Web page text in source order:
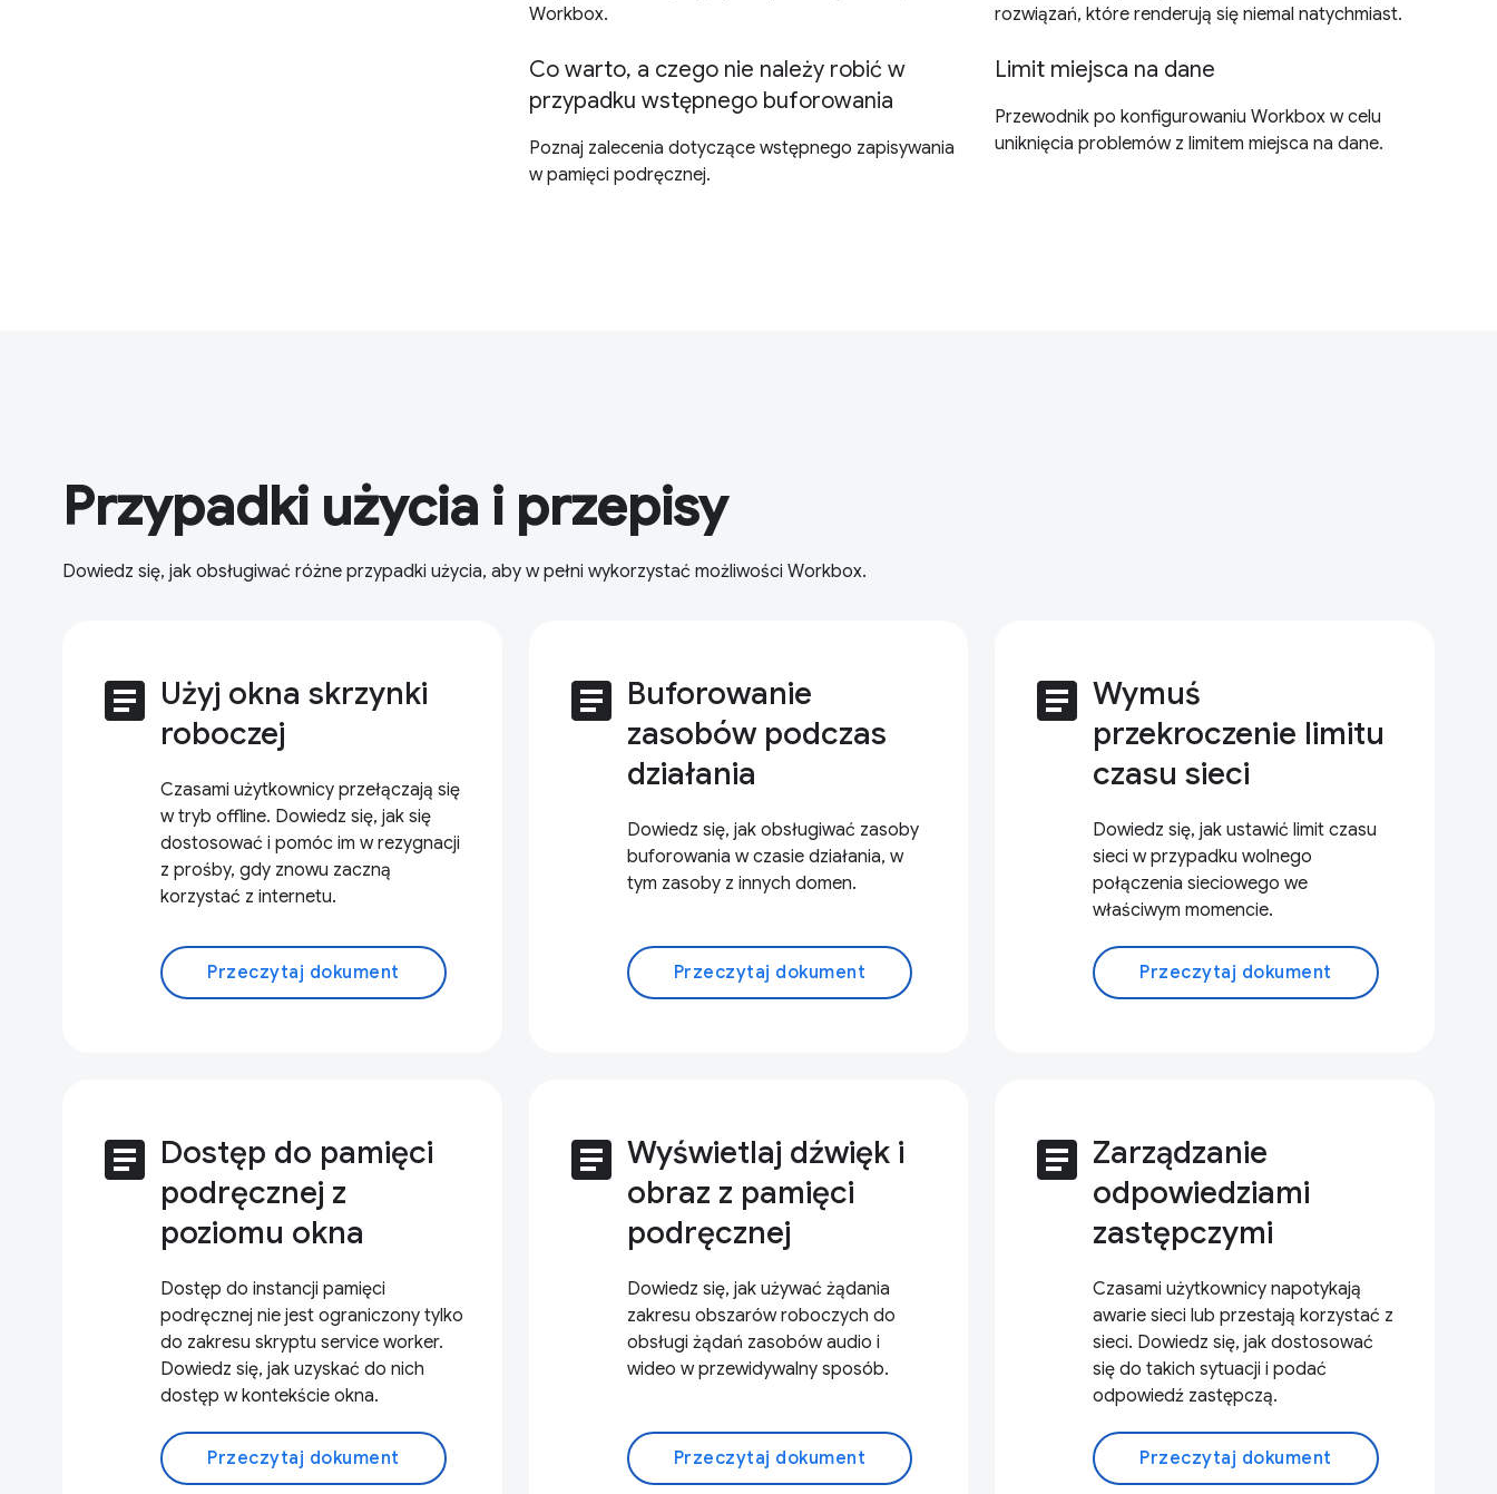
Workbox.
rozwiązań, które renderują się niemal natychmiast.
Co warto, a czego nie należy robić w
przypadku wstępnego buforowania
Poznaj zalecenia dotyczące wstępnego zapisywania
w pamięci podręcznej.
Limit miejsca na dane
Przewodnik po konfigurowaniu Workbox w celu
uniknięcia problemów z limitem miejsca na dane.
Przypadki użycia i przepisy
Dowiedz się, jak obsługiwać różne przypadki użycia, aby w pełni wykorzystać możliwości Workbox.
article Użyj okna skrzynki
roboczej
Czasami użytkownicy przełączają się
w tryb offline. Dowiedz się, jak się
dostosować i pomóc im w rezygnacji
z prośby, gdy znowu zaczną
korzystać z internetu.
Przeczytaj dokument
article Buforowanie
zasobów podczas
działania
Dowiedz się, jak obsługiwać zasoby
buforowania w czasie działania, w
tym zasoby z innych domen.
Przeczytaj dokument
article Wymuś
przekroczenie limitu
czasu sieci
Dowiedz się, jak ustawić limit czasu
sieci w przypadku wolnego
połączenia sieciowego we
właściwym momencie.
Przeczytaj dokument
article Dostęp do pamięci
podręcznej z
poziomu okna
Dostęp do instancji pamięci
podręcznej nie jest ograniczony tylko
do zakresu skryptu service worker.
Dowiedz się, jak uzyskać do nich
dostęp w kontekście okna.
Przeczytaj dokument
article Wyświetlaj dźwięk i
obraz z pamięci
podręcznej
Dowiedz się, jak używać żądania
zakresu obszarów roboczych do
obsługi żądań zasobów audio i
wideo w przewidywalny sposób.
Przeczytaj dokument
article Zarządzanie
odpowiedziami
zastępczymi
Czasami użytkownicy napotykają
awarie sieci lub przestają korzystać z
sieci. Dowiedz się, jak dostosować
się do takich sytuacji i podać
odpowiedź zastępczą.
Przeczytaj dokument